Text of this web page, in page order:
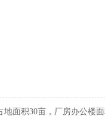
地面积30亩，厂房办公楼